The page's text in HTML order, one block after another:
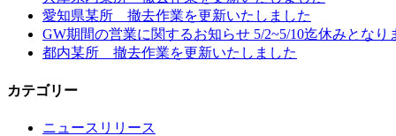
愛知県某所 撤去作業を更新いたしました
GW期間の営業に関するお知らせ 5/2~5/10迄休みとなり
都内某所 撤去作業を更新いたしました
カテゴリー
ニュースリリース